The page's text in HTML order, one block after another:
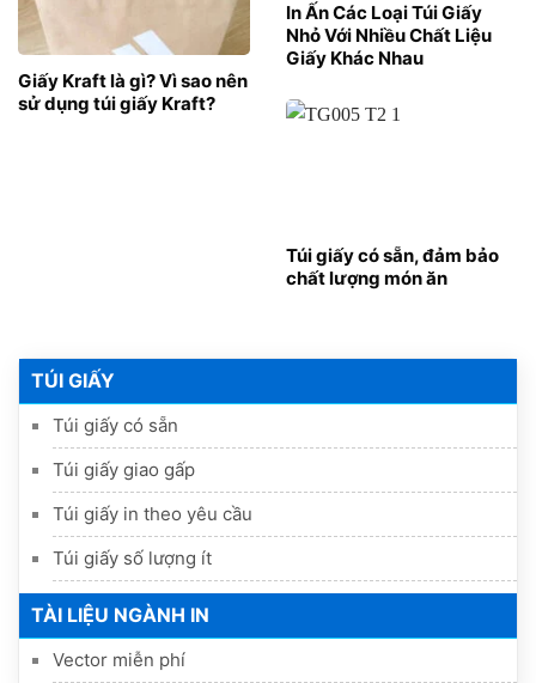
TÚI GIẤY
Túi giấy có sẵn
Túi giấy giao gấp
Túi giấy in theo yêu cầu
Túi giấy số lượng ít
TÀI LIỆU NGÀNH IN
Vector miễn phí
In Ấn Các Loại Túi Giấy
Nhỏ Với Nhiều Chất Liệu
Giấy Khác Nhau
Giấy Kraft là gì? Vì sao nên
sử dụng túi giấy Kraft?
Túi giấy có sẵn, đảm bảo
chất lượng món ăn